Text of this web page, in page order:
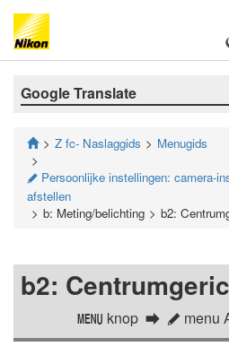
Google Translate
Z fc- Naslaggids Menugids
A Persoonlijke instellingen: camera-
afstellen
b: Meting/belichting
b2:
b2:
G knop A menu